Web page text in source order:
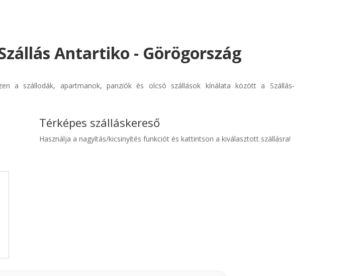
Antartiko - Görögország
a szállodák, apartmanok, panziók és olcsó szállások kínálata között a Szállás-
Térképes szálláskereső
Használja a nagyítás/kicsinyítés funkciót és kattintson a kiválasztott szállásra!